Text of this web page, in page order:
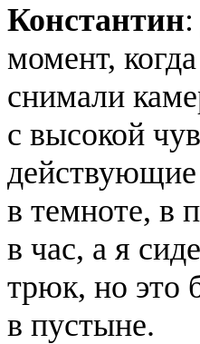
Константин
момент,
снимали
с высокой
в темноте, в
в час, а я
трюк, но это
в пустыне.